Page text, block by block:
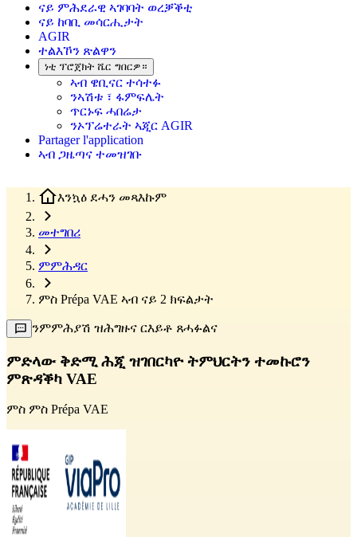
ናይ ምሕደራዊ ኣገባባት ወረቓቕቲ
ናይ ከባቢ መሳርሒታት
AGIR
ተልእኾን ጽልዋን
ነቲ ፕሮጀክት ሼር ግበርዎ።
ኣብ ዌቢናር ተሳተፉ
ንኣሽቱ ፣ ፋምፍሌት
ጥርኑፍ ሓበሬታ
ንኦፕሬተራት ኣጂር AGIR
Partager l'application
ኣብ ጋዜጣና ተመዝገቡ
እንኳዕ ደሓን መጻእኩም
መተግበሪ
ምምሕዳር
ምስ Prépa VAE ኣብ ናይ 2 ክፍልታት
ንምምሕያሽ ዝሕግዙና ርእይቶ ጸሓፉልና
ምድላው ቅድሚ ሕጂ ዝገበርካዮ ትምህርትን ተመኩሮን
ምጽዳቕካ VAE
ምስ ምስ Prépa VAE